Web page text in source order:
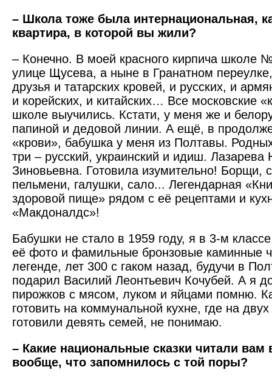
– Школа тоже была интернациональная,
квартира, в которой вы жили?
– Конечно. В моей красного кирпича школе
улице Щусева, а ныне в Гранатном
друзья и татарских кровей, и русских, и
и корейских, и китайских… Все московские
школе выучились. Кстати, у меня же и
папиной и дедовой линии. А ещё, в
«крови», бабушка у меня из Полтавы.
три – русский, украинский и идиш. Лазарева
Зиновьевна. Готовила изумительно! Борщи,
пельмени, галушки, сало... Легендарная
здоровой пище» рядом с её рецептами и
«Макдоналдс»!
Бабушки не стало в 1959 году, я в 3-м
её фото и фамильные бронзовые каминные
легенде, лет 300 с гаком назад, будучи в
подарил Василий Леонтьевич Кочубей. А я
пирожков с мясом, луком и яйцами помню.
готовить на коммунальной кухне, где на
готовили девять семей, не понимаю.
– Какие национальные сказки читали вам
вообще, что запомнилось с той поры?